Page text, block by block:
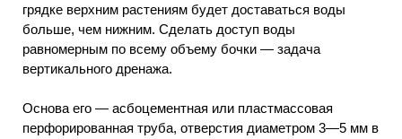
грядке верхним растениям будет доставаться воды
больше, чем нижним. Сделать доступ воды
равномерным по всему объему бочки — задача
вертикального дренажа.
Основа его — асбоцементная или пластмассовая
перфорированная труба, отверстия диаметром 3—5 мм в